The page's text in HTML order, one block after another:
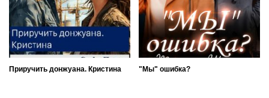
Приручить донжуана. Кристина "Мы" ошибка?